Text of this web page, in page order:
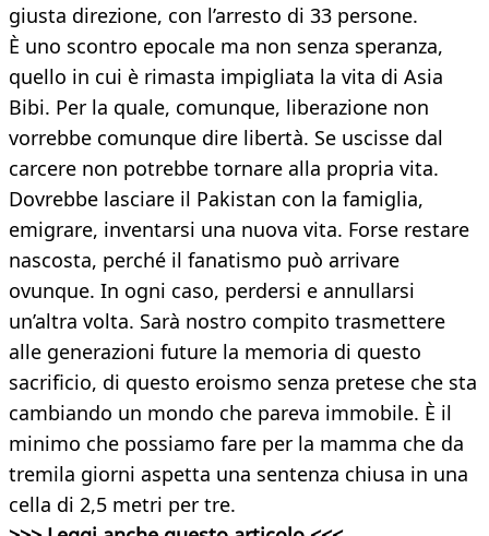
giusta direzione, con l’arresto di 33 persone.
È uno scontro epocale ma non senza speranza,
quello in cui è rimasta impigliata la vita di Asia
Bibi. Per la quale, comunque, liberazione non
vorrebbe comunque dire libertà. Se uscisse dal
carcere non potrebbe tornare alla propria vita.
Dovrebbe lasciare il Pakistan con la famiglia,
emigrare, inventarsi una nuova vita. Forse restare
nascosta, perché il fanatismo può arrivare
ovunque. In ogni caso, perdersi e annullarsi
un’altra volta. Sarà nostro compito trasmettere
alle generazioni future la memoria di questo
sacrificio, di questo eroismo senza pretese che sta
cambiando un mondo che pareva immobile. È il
minimo che possiamo fare per la mamma che da
tremila giorni aspetta una sentenza chiusa in una
cella di 2,5 metri per tre.